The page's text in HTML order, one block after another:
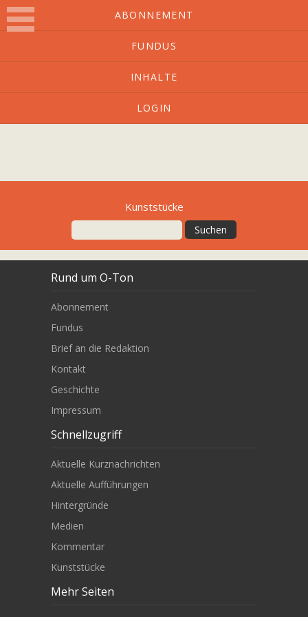
ABONNEMENT
FUNDUS
INHALTE
LOGIN
O-Ton
Kulturmagazin mit Charakter
Kunststücke
Rund um O-Ton
Abonnement
Fundus
Brief an die Redaktion
Kontakt
Geschichte
Impressum
Schnellzugriff
Aktuelle Kurznachrichten
Aktuelle Aufführungen
Hintergründe
Medien
Kommentar
Kunststücke
Mehr Seiten